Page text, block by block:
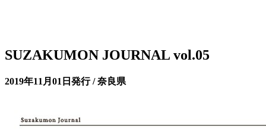
SUZAKUMON JOURNAL vol.05
2019年11月01日発行 / 奈良県